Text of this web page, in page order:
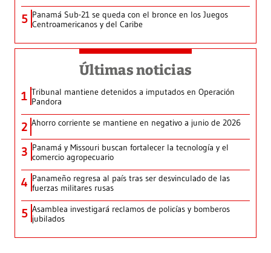
5 Panamá Sub-21 se queda con el bronce en los Juegos
Centroamericanos y del Caribe
Últimas noticias
1 Tribunal mantiene detenidos a imputados en Operación
Pandora
2 Ahorro corriente se mantiene en negativo a junio de 2026
3 Panamá y Missouri buscan fortalecer la tecnología y el
comercio agropecuario
4 Panameño regresa al país tras ser desvinculado de las
fuerzas militares rusas
5 Asamblea investigará reclamos de policías y bomberos
jubilados